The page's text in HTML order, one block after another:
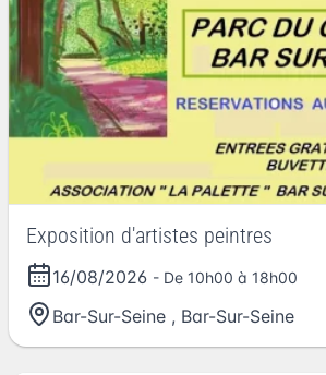
Exposition d'artistes peintres
16/08/2026 - De 10h00 à 18h00
Bar-Sur-Seine , Bar-Sur-Seine